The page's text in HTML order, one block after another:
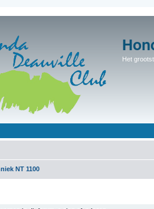
Het
NT 1100